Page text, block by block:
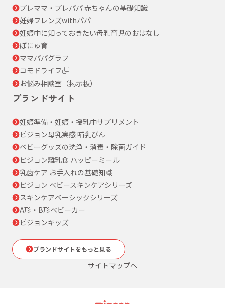
プレママ・プレパパ 赤ちゃんの基礎知識
妊婦フレンズwithパパ
妊娠中に知っておきたい母乳育児のおはなし
ぼにゅ育
ママパパグラフ
コモドライフ
お悩み相談室（掲示板）
ブランドサイト
妊娠準備・妊娠・授乳中サプリメント
ピジョン母乳実感 哺乳びん
ベビーグッズの洗浄・消毒・除菌ガイド
ピジョン離乳食 ハッピーミール
乳歯ケア お手入れの基礎知識
ピジョン ベビースキンケアシリーズ
スキンケアベーシックシリーズ
A形・B形ベビーカー
ピジョンキッズ
ブランドサイトをもっと見る
サイトマップへ